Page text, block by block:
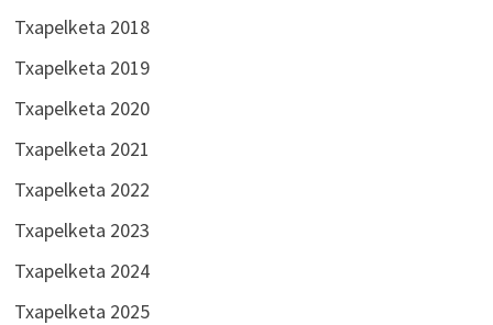
Txapelketa 2018
Txapelketa 2019
Txapelketa 2020
Txapelketa 2021
Txapelketa 2022
Txapelketa 2023
Txapelketa 2024
Txapelketa 2025